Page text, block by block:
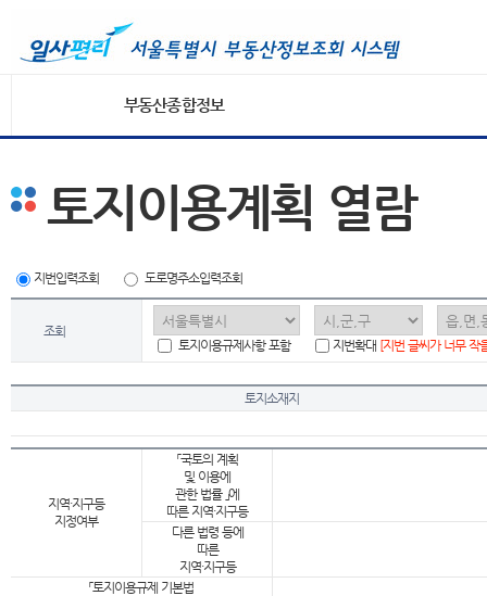
부동산종합정보
토지이용계획 열람
지번입력조회 도로명주소입력조회
조회
토지이용규제사항 포함
지번확대 [지번 글씨가 너무 작
토지소재지
지역·지구등
지정여부
「국토의 계획
및 이용에
관한 법률 」에
따른 지역·지구등
다른 법령 등에
따른
지역·지구등
「토지이용규제 기본법